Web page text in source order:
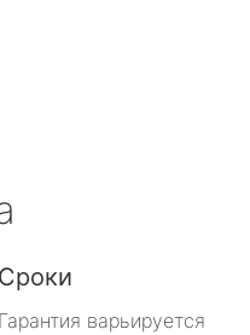
Сроки
Гарантия варьируется